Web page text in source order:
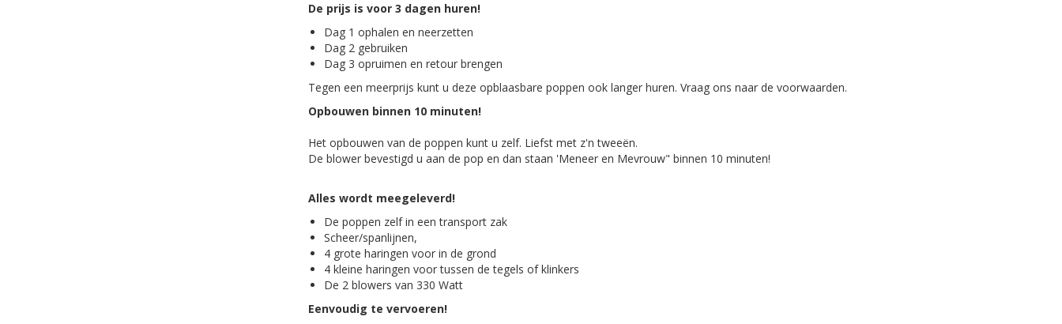
De prijs is voor 3 dagen huren!
Dag 1 ophalen en neerzetten
Dag 2 gebruiken
Dag 3 opruimen en retour brengen
Tegen een meerprijs kunt u deze opblaasbare poppen ook langer huren. Vraag ons naar de voorwaarden.
Opbouwen binnen 10 minuten!
Het opbouwen van de poppen kunt u zelf. Liefst met z'n tweeën.
De blower bevestigd u aan de pop en dan staan 'Meneer en Mevrouw" binnen 10 minuten!
Alles wordt meegeleverd!
De poppen zelf in een transport zak
Scheer/spanlijnen,
4 grote haringen voor in de grond
4 kleine haringen voor tussen de tegels of klinkers
De 2 blowers van 330 Watt
Eenvoudig te vervoeren!